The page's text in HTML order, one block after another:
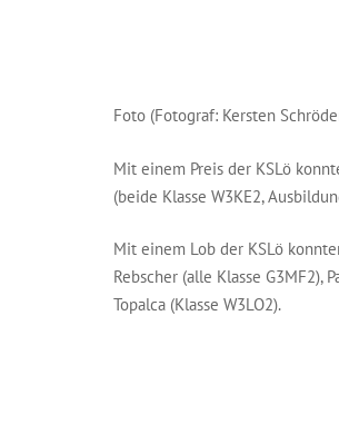
Foto (Fotograf: Kersten
Mit einem Preis der KSLö
(beide Klasse W3KE2,
Mit einem Lob der KSLö
Rebscher (alle Klasse
Topalca (Klasse W3LO2).